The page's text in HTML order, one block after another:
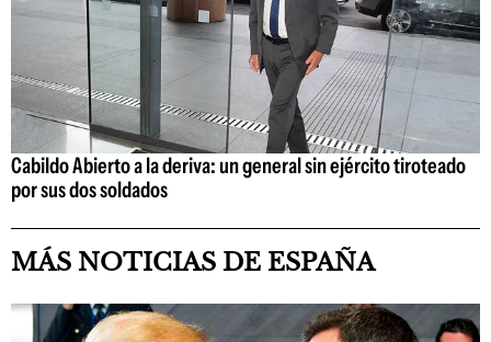
Cabildo Abierto a la deriva: un general sin ejército tiroteado
por sus dos soldados
MÁS NOTICIAS DE ESPAÑA